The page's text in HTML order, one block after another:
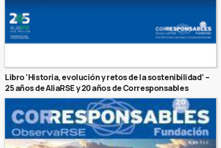
Libro ‘Historia, evolución y retos de la sostenibilidad’ –
25 años de AliaRSE y 20 años de Corresponsables